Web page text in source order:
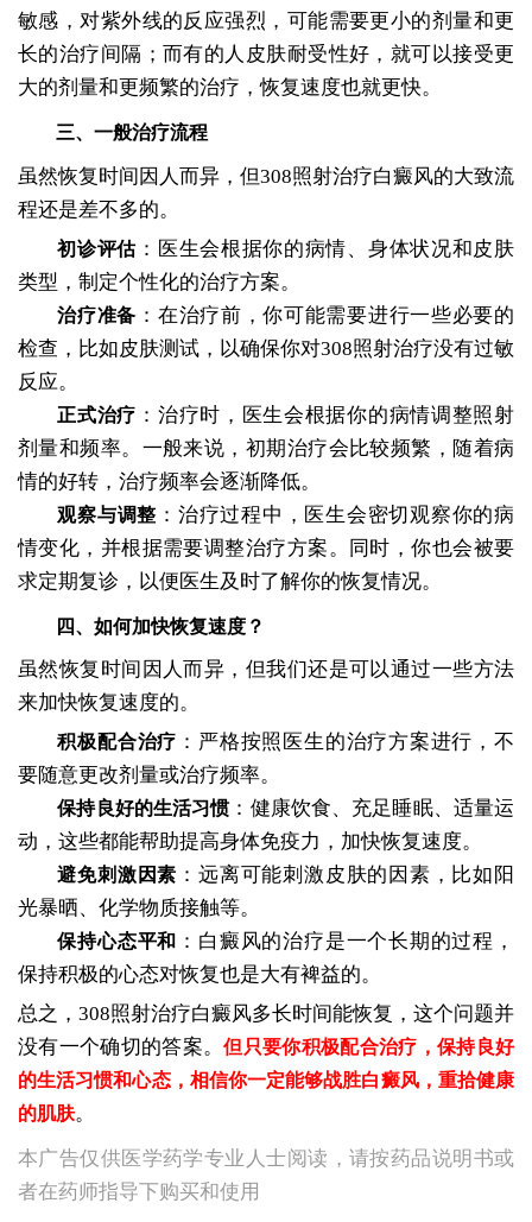
敏感，对紫外线的反应强烈，可能需要更小的剂量和更
长的治疗间隔；而有的人皮肤耐受性好，就可以接受更
大的剂量和更频繁的治疗，恢复速度也就更快。
三、一般治疗流程
虽然恢复时间因人而异，但308照射治疗白癜风的大致流
程还是差不多的。
初诊评估 ：医生会根据你的病情、身体状况和皮肤
类型，制定个性化的治疗方案。
治疗准备 ：在治疗前，你可能需要进行一些必要的
检查，比如皮肤测试，以确保你对308照射治疗没有过敏
反应。
正式治疗 ：治疗时，医生会根据你的病情调整照射
剂量和频率。一般来说，初期治疗会比较频繁，随着病
情的好转，治疗频率会逐渐降低。
观察与调整 ：治疗过程中，医生会密切观察你的病
情变化，并根据需要调整治疗方案。同时，你也会被要
求定期复诊，以便医生及时了解你的恢复情况。
四、如何加快恢复速度？
虽然恢复时间因人而异，但我们还是可以通过一些方法
来加快恢复速度的。
积极配合治疗 ：严格按照医生的治疗方案进行，不
要随意更改剂量或治疗频率。
保持良好的生活习惯：健康饮食、充足睡眠、适量运
动，这些都能帮助提高身体免疫力，加快恢复速度。
避免刺激因素 ：远离可能刺激皮肤的因素，比如阳
光暴晒、化学物质接触等。
保持心态平和 ：白癜风的治疗是一个长期的过程，
保持积极的心态对恢复也是大有裨益的。
总之，308照射治疗白癜风多长时间能恢复，这个问题并
没有一个确切的答案。但只要你积极配合治疗，保持良好
的生活习惯和心态，相信你一定能够战胜白癜风，重拾健康
的肌肤。
本广告仅供医学药学专业人士阅读，请按药品说明书或
者在药师指导下购买和使用